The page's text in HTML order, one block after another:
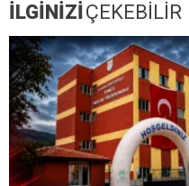
İLGİNİZİ ÇEKEBİLİR